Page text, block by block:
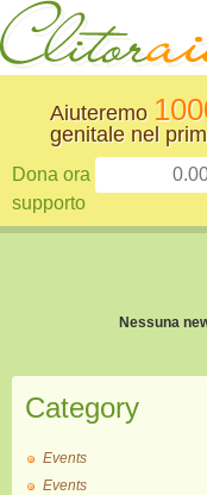
Aiuteremo
genitale nel
Dona ora
supporto
Nessuna
Category
Events
Events